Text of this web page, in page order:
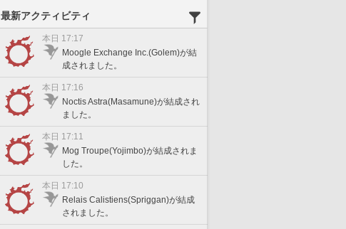
最新アクティビティ
本日 17:17
Moogle Exchange Inc.(Golem)が結
成されました。
本日 17:16
Noctis Astra(Masamune)が結成され
ました。
本日 17:11
Mog Troupe(Yojimbo)が結成されま
した。
本日 17:10
Relais Calistiens(Spriggan)が結成
されました。